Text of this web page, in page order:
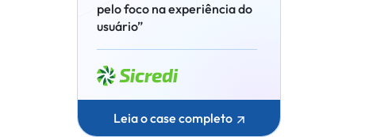
pelo foco na experiência do
usuário”
Leia o case completo